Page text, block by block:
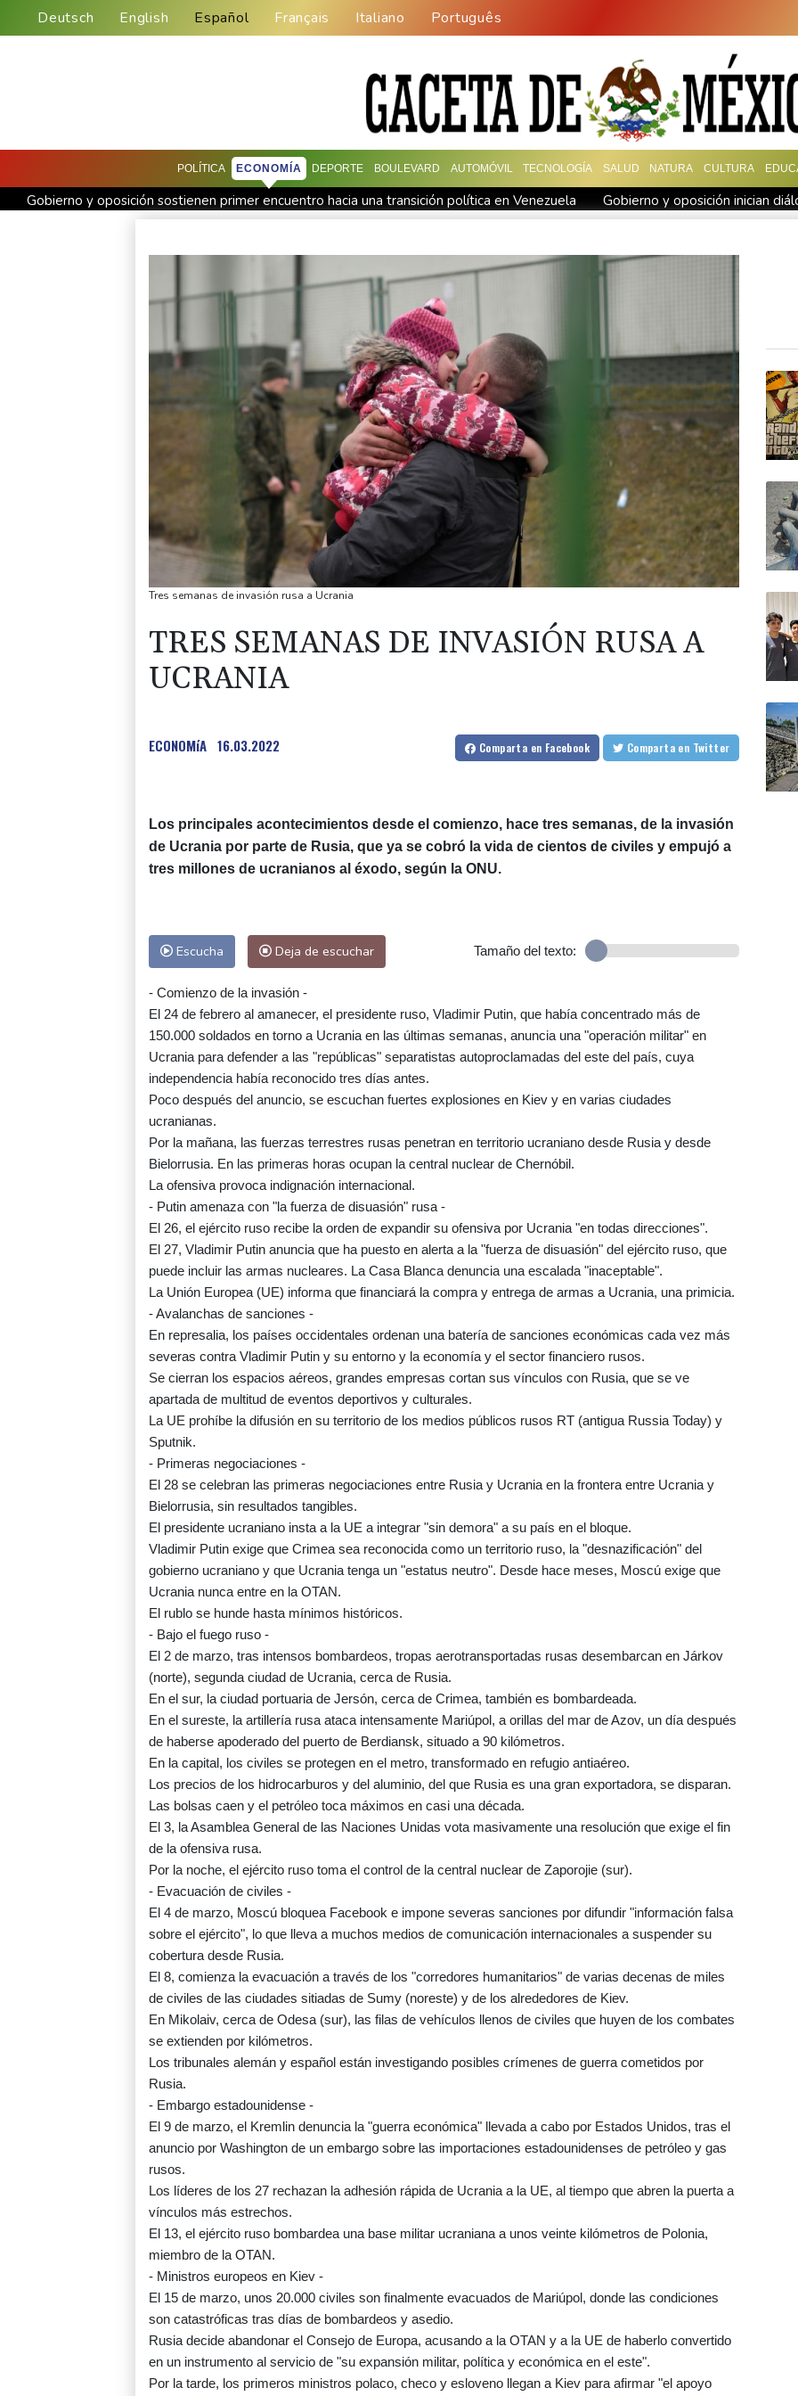
Deutsch English Español Français Italiano Português
POLÍTICA ECONOMÍA DEPORTE BOULEVARD AUTOMÓVIL TECNOLOGÍA SALUD NATURA CULTURA
Gobierno y oposición sostienen primer encuentro hacia una transición política en Venezuela
Gobierno y oposición inician
Yan Diomandé, la nueva joya del Real Madrid vale 160 millones de dólares
Muere bajo arresto domiciliario en Venezuela
El Real Madrid anuncia el fichaje del extremo marfileño Yan Diomandé
El mexicano Del Toro renueva con el UAE hasta 2031
El doloroso baile de cifras de desaparecidos en los sismos en Venezuela
Tres semanas de invasión rusa a Ucrania
TRES SEMANAS DE INVASIÓN RUSA A
UCRANIA
ECONOMíA 16.03.2022 Comparta en Facebook Comparta en Twitter
Los principales acontecimientos desde el comienzo, hace tres semanas, de la invasión
de Ucrania por parte de Rusia, que ya se cobró la vida de cientos de civiles y empujó a
tres millones de ucranianos al éxodo, según la ONU.
Escucha Deja de escuchar Tamaño del texto:
- Comienzo de la invasión -
El 24 de febrero al amanecer, el presidente ruso, Vladimir Putin, que había concentrado más de
150.000 soldados en torno a Ucrania en las últimas semanas, anuncia una "operación militar" en
Ucrania para defender a las "repúblicas" separatistas autoproclamadas del este del país, cuya
independencia había reconocido tres días antes.
Poco después del anuncio, se escuchan fuertes explosiones en Kiev y en varias ciudades
ucranianas.
Por la mañana, las fuerzas terrestres rusas penetran en territorio ucraniano desde Rusia y desde
Bielorrusia. En las primeras horas ocupan la central nuclear de Chernóbil.
La ofensiva provoca indignación internacional.
- Putin amenaza con "la fuerza de disuasión" rusa -
El 26, el ejército ruso recibe la orden de expandir su ofensiva por Ucrania "en todas direcciones".
El 27, Vladimir Putin anuncia que ha puesto en alerta a la "fuerza de disuasión" del ejército ruso, que
puede incluir las armas nucleares. La Casa Blanca denuncia una escalada "inaceptable".
La Unión Europea (UE) informa que financiará la compra y entrega de armas a Ucrania, una primicia.
- Avalanchas de sanciones -
En represalia, los países occidentales ordenan una batería de sanciones económicas cada vez más
severas contra Vladimir Putin y su entorno y la economía y el sector financiero rusos.
Se cierran los espacios aéreos, grandes empresas cortan sus vínculos con Rusia, que se ve
apartada de multitud de eventos deportivos y culturales.
La UE prohíbe la difusión en su territorio de los medios públicos rusos RT (antigua Russia Today) y
Sputnik.
- Primeras negociaciones -
El 28 se celebran las primeras negociaciones entre Rusia y Ucrania en la frontera entre Ucrania y
Bielorrusia, sin resultados tangibles.
El presidente ucraniano insta a la UE a integrar "sin demora" a su país en el bloque.
Vladimir Putin exige que Crimea sea reconocida como un territorio ruso, la "desnazificación" del
gobierno ucraniano y que Ucrania tenga un "estatus neutro". Desde hace meses, Moscú exige que
Ucrania nunca entre en la OTAN.
El rublo se hunde hasta mínimos históricos.
- Bajo el fuego ruso -
El 2 de marzo, tras intensos bombardeos, tropas aerotransportadas rusas desembarcan en Járkov
(norte), segunda ciudad de Ucrania, cerca de Rusia.
En el sur, la ciudad portuaria de Jersón, cerca de Crimea, también es bombardeada.
En el sureste, la artillería rusa ataca intensamente Mariúpol, a orillas del mar de Azov, un día después
de haberse apoderado del puerto de Berdiansk, situado a 90 kilómetros.
En la capital, los civiles se protegen en el metro, transformado en refugio antiaéreo.
Los precios de los hidrocarburos y del aluminio, del que Rusia es una gran exportadora, se disparan.
Las bolsas caen y el petróleo toca máximos en casi una década.
El 3, la Asamblea General de las Naciones Unidas vota masivamente una resolución que exige el fin
de la ofensiva rusa.
Por la noche, el ejército ruso toma el control de la central nuclear de Zaporojie (sur).
- Evacuación de civiles -
El 4 de marzo, Moscú bloquea Facebook e impone severas sanciones por difundir "información falsa
sobre el ejército", lo que lleva a muchos medios de comunicación internacionales a suspender su
cobertura desde Rusia.
El 8, comienza la evacuación a través de los "corredores humanitarios" de varias decenas de miles
de civiles de las ciudades sitiadas de Sumy (noreste) y de los alrededores de Kiev.
En Mikolaiv, cerca de Odesa (sur), las filas de vehículos llenos de civiles que huyen de los combates
se extienden por kilómetros.
Los tribunales alemán y español están investigando posibles crímenes de guerra cometidos por
Rusia.
- Embargo estadounidense -
El 9 de marzo, el Kremlin denuncia la "guerra económica" llevada a cabo por Estados Unidos, tras el
anuncio por Washington de un embargo sobre las importaciones estadounidenses de petróleo y gas
rusos.
Los líderes de los 27 rechazan la adhesión rápida de Ucrania a la UE, al tiempo que abren la puerta a
vínculos más estrechos.
El 13, el ejército ruso bombardea una base militar ucraniana a unos veinte kilómetros de Polonia,
miembro de la OTAN.
- Ministros europeos en Kiev -
El 15 de marzo, unos 20.000 civiles son finalmente evacuados de Mariúpol, donde las condiciones
son catastróficas tras días de bombardeos y asedio.
Rusia decide abandonar el Consejo de Europa, acusando a la OTAN y a la UE de haberlo convertido
en un instrumento al servicio de "su expansión militar, política y económica en el este".
Por la tarde, los primeros ministros polaco, checo y esloveno llegan a Kiev para afirmar "el apoyo